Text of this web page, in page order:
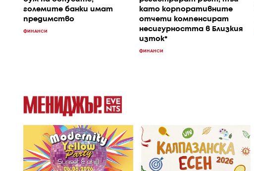
големите банки имат
предимство
ФИНАНСИ
като корпоративните
отчети компенсират
несигурността в Близкия
изток*
ФИНАНСИ